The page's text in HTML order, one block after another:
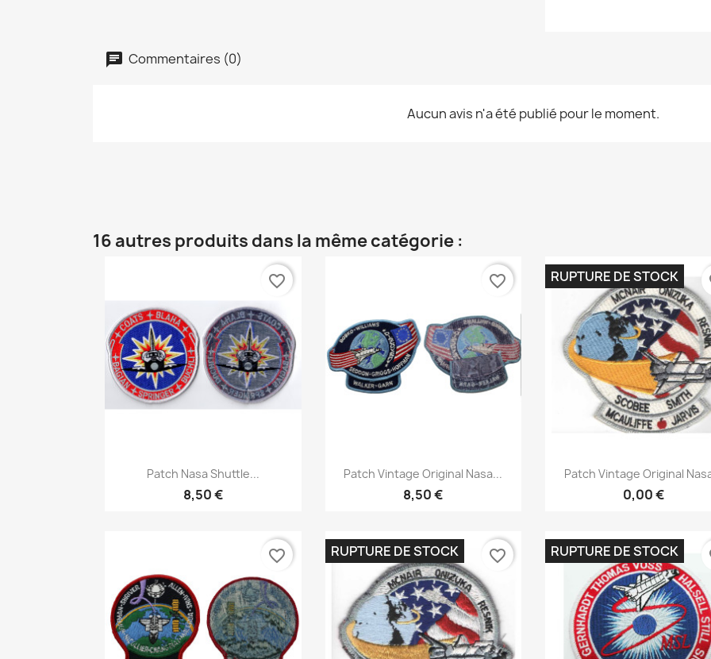
Commentaires (0)
Aucun avis n'a été publié pour le moment.
16 autres produits dans la même catégorie :
Aperçu rapide
Patch Nasa Shuttle...
8,50 €
favorite_border
Aperçu rapide
Patch Vintage Original Nasa...
8,50 €
favorite_border
Aperçu rapide
Patch Vintage Original
0,00 €
RUPTURE DE STOCK
favorite_border RUPTURE DE STOCK favorite_border RUPTURE DE STOCK